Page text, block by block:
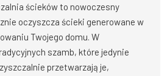
ścieków to nowoczesny
oczyszcza ścieki generowane w
Twojego domu. W
szamb, które jedynie
przetwarzają je,